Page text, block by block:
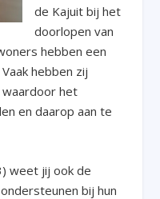
de Kajuit bij het
doorlopen van
hebben een
hebben zij
het
en daarop aan te
weet jij ook de
bij hun